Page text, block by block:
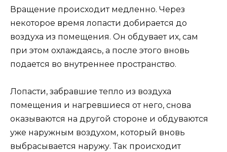
Вращение происходит медленно. Через
некоторое время лопасти добирается до
воздуха из помещения. Он обдувает их, сам
при этом охлаждаясь, а после этого вновь
подается во внутреннее пространство.
Лопасти, забравшие тепло из воздуха
помещения и нагревшиеся от него, снова
оказываются на другой стороне и обдуваются
уже наружным воздухом, который вновь
выбрасывается наружу. Так происходит